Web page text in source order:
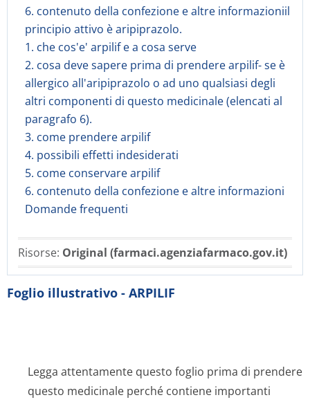
6. contenuto della confezione e altre informazioniil
principio attivo è aripiprazolo.
1. che cos'e' arpilif e a cosa serve
2. cosa deve sapere prima di prendere arpilif- se è
allergico all'aripiprazolo o ad uno qualsiasi degli
altri componenti di questo medicinale (elencati al
paragrafo 6).
3. come prendere arpilif
4. possibili effetti indesiderati
5. come conservare arpilif
6. contenuto della confezione e altre informazioni
Domande frequenti
Risorse: Original (farmaci.agenziafarmaco.gov.it)
Foglio illustrativo - ARPILIF
Legga attentamente questo foglio prima di prendere
questo medicinale perché contiene importanti